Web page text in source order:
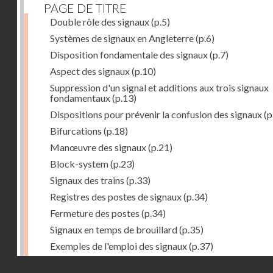
PAGE DE TITRE
Double rôle des signaux(p.5)
Systèmes de signaux en Angleterre(p.6)
Disposition fondamentale des signaux(p.7)
Aspect des signaux(p.10)
Suppression d'un signal et additions aux trois signaux
fondamentaux(p.13)
Dispositions pour prévenir la confusion des signaux
Bifurcations (p.18)
Manœuvre des signaux(p.21)
Block-system(p.23)
Signaux des trains (p.33)
Registres des postes de signaux(p.34)
Fermeture des postes (p.34)
Signaux en temps de brouillard(p.35)
Exemples de l'emploi des signaux(p.37)